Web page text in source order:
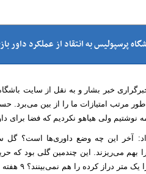
پرسپولیس به انتقاد از عملکرد داور
خبر بشار و به نقل از سایت
مرتب امتیازات ما را از بین می‌برد.
نوشتیم ولی هیاهو نکردیم که فضا
آخر این چه وضع داوری‌ها است؟ گل
بهم می‌ریزند. این چندمین گلی بود که
نمی‌بینند؟ ۹ هفته از لیگ گذشته است حداقل هشت اشتباه فاحش داوری به زیان ما رخ داده است.